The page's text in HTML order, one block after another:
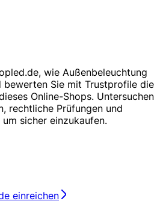
wie Außenbeleuchtung
bewerten Sie mit Trustprofile die
Online-Shops. Untersuchen
rechtliche Prüfungen und
sicher einzukaufen.
einreichen